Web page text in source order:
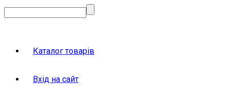
Каталог товарів
Вхід на сайт